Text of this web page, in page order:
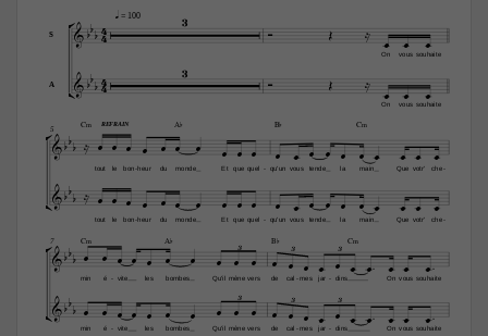






On vous souhaite
q = 100
On vous souhaite
tout le bon heur
- du monde Et que quel qu'un
- vous tende la main Que votr' che -
5
tout le bon heur
- du monde Et que quel qu'un
- vous tende la main Que votr' che -
min é vite
- les bombes Qu'il mène vers de cal mes
- jar dins
- On vous souhaite
7
min é vite
- les bombes Qu'il mène vers de cal mes
- jar dins
- On vous souhaite
4
4
4
4

S 3

A 3

C‹ REFRAIN A¨ B¨ C‹


C‹ A¨ B¨ C‹
3 3 3
 3 3 3
     
     
                    
                    
                   
                   